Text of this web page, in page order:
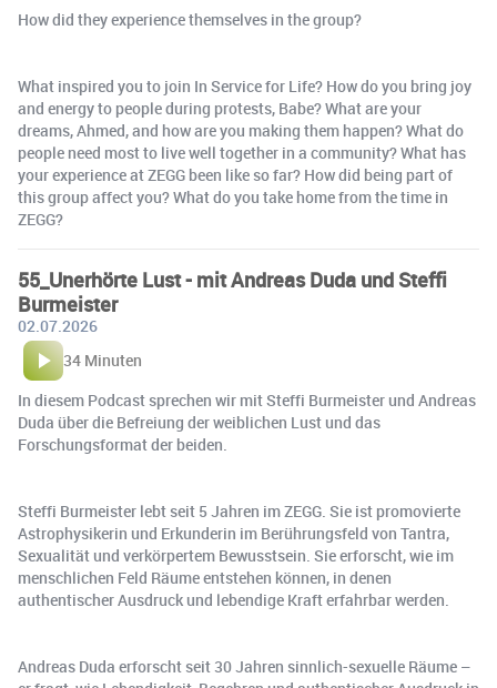
How did they experience themselves in the group?
What inspired you to join In Service for Life? How do you bring joy
and energy to people during protests, Babe? What are your
dreams, Ahmed, and how are you making them happen? What do
people need most to live well together in a community? What has
your experience at ZEGG been like so far? How did being part of
this group affect you? What do you take home from the time in
ZEGG?
55_Unerhörte Lust - mit Andreas Duda und Steffi
Burmeister
02.07.2026
34 Minuten
In diesem Podcast sprechen wir mit Steffi Burmeister und Andreas
Duda über die Befreiung der weiblichen Lust und das
Forschungsformat der beiden.
Steffi Burmeister lebt seit 5 Jahren im ZEGG. Sie ist promovierte
Astrophysikerin und Erkunderin im Berührungsfeld von Tantra,
Sexualität und verkörpertem Bewusstsein. Sie erforscht, wie im
menschlichen Feld Räume entstehen können, in denen
authentischer Ausdruck und lebendige Kraft erfahrbar werden.
Andreas Duda erforscht seit 30 Jahren sinnlich-sexuelle Räume –